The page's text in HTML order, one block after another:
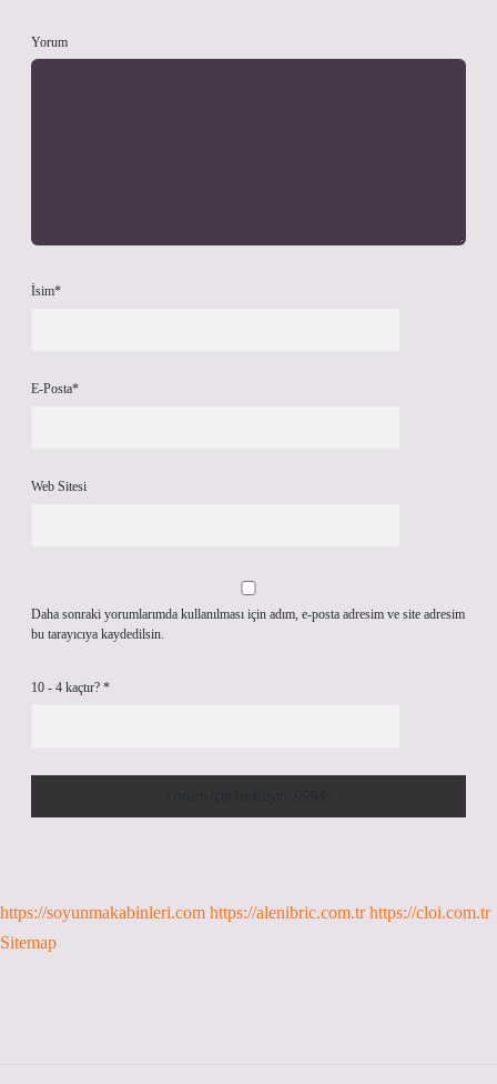
Yorum
İsim*
E-Posta*
Web Sitesi
Daha sonraki yorumlarımda kullanılması için adım, e-posta adresim ve site adresim
bu tarayıcıya kaydedilsin.
10 - 4 kaçtır? *
https://soyunmakabinleri.com https://alenibric.com.tr https://cloi.com.tr
Sitemap